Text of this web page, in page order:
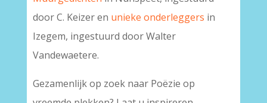
door C. Keizer en unieke onderleggers in
Izegem, ingestuurd door Walter
Vandewaetere.
Gezamenlijk op zoek naar Poëzie op